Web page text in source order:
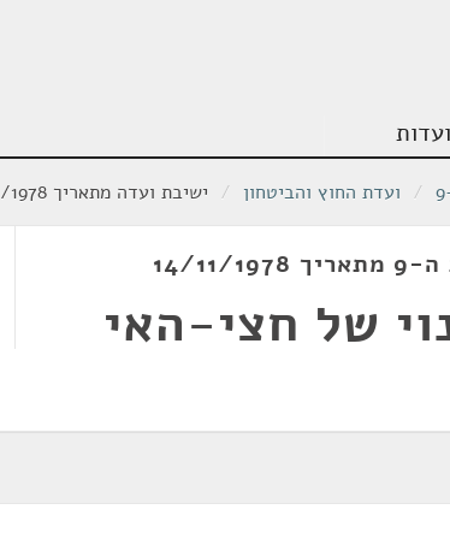
ועדות
/ ועדת החוץ והביטחון / ישיבת ועדה מתאריך 14/11/1978
1978
של חצי-האי